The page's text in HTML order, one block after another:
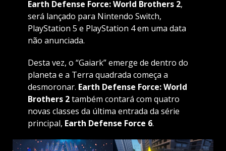
Earth Defense Force: World Brothers 2,
será lançado para Nintendo Switch,
PlayStation 5 e PlayStation 4 em uma data
não anunciada.
Desta vez, o “Gaiark” emerge de dentro do
planeta e a Terra quadrada começa a
desmoronar. Earth Defense Force: World
Brothers 2também contará com quatro
novas classes da última entrada da série
principal, Earth Defense Force 6.